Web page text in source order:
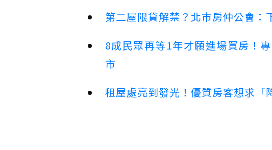
第二屋限貸解禁？北市房仲公會：
8成民眾再等1年才願進場買房！
市
租屋處亮到發光！優質房客想求「